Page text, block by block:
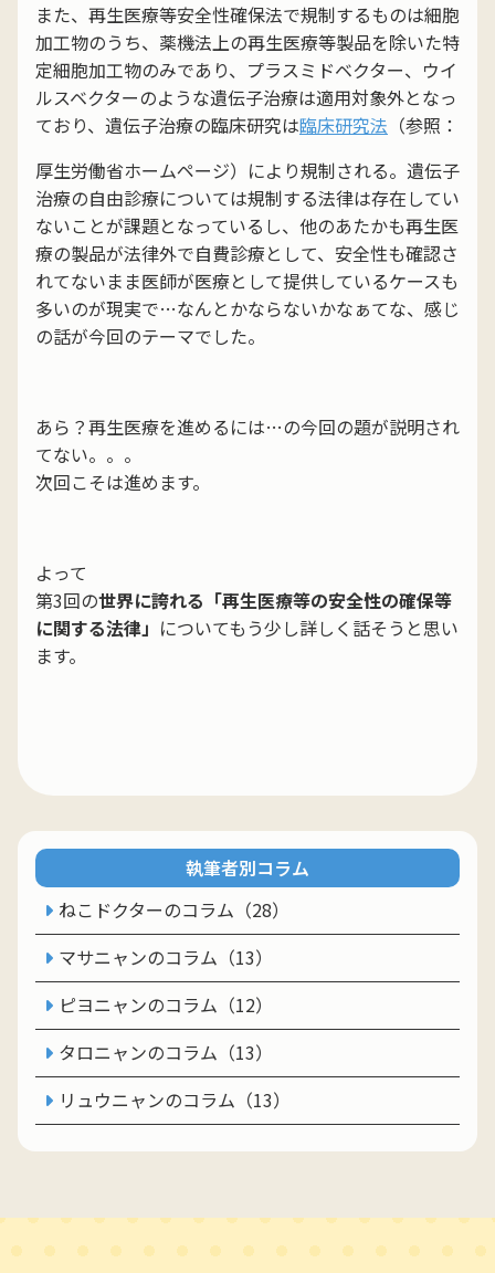
また、再生医療等安全性確保法で規制するものは細胞
加工物のうち、薬機法上の再生医療等製品を除いた特
定細胞加工物のみであり、プラスミドベクター、ウイ
ルスベクターのような遺伝子治療は適用対象外となっ
ており、遺伝子治療の臨床研究は臨床研究法 （参照：
厚生労働省ホームページ）により規制される。遺伝子
治療の自由診療については規制する法律は存在してい
ないことが課題となっているし、他のあたかも再生医
療の製品が法律外で自費診療として、安全性も確認さ
れてないまま医師が医療として提供しているケースも
多いのが現実で…なんとかならないかなぁてな、感じ
の話が今回のテーマでした。
あら？再生医療を進めるには…の今回の題が説明され
てない。。。
次回こそは進めます。
よって
第3回の世界に誇れる「再生医療等の安全性の確保等
に関する法律」 についてもう少し詳しく話そうと思い
ます。
執筆者別コラム
ねこドクターのコラム（28）
マサニャンのコラム（13）
ピヨニャンのコラム（12）
タロニャンのコラム（13）
リュウニャンのコラム（13）